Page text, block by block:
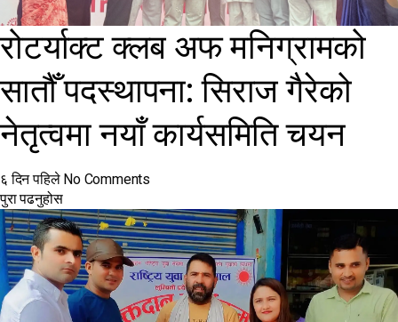
रोटर्याक्ट क्लब अफ मनिग्रामको
सातौँ पदस्थापना: सिराज गैरेको
नेतृत्वमा नयाँ कार्यसमिति चयन
६ दिन पहिले No Comments
पुरा पढनुहोस